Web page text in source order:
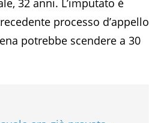
processo d’appello
potrebbe scendere a 30